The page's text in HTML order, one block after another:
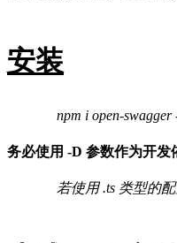
安装
npm i open-swagger
务必使用 -D 参数作为开发
若使用 .ts 类型的